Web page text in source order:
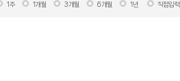
1주 1개월 3개월 6개월 1년 직접입력